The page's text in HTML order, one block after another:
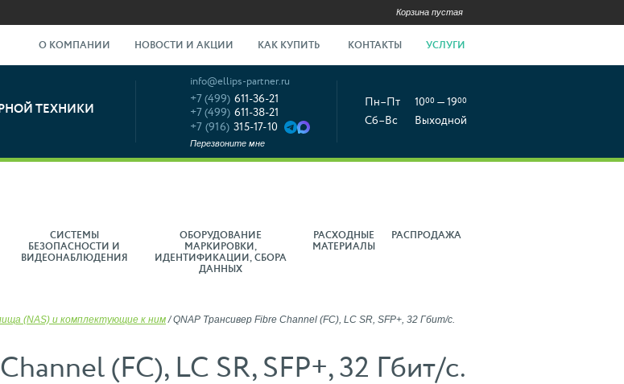
Корзина пустая
О КОМПАНИИ НОВОСТИ И АКЦИИ КАК КУПИТЬ КОНТАКТЫ УСЛУГИ
ТЕХНИКИ
info@ellips-partner.ru
+7 (499) 611-36-21
+7 (499) 611-38-21
+7 (916) 315-17-10
Перезвоните мне
Пн–Пт 1000 — 1900
Сб–Вс Выходной
СИСТЕМЫ
БЕЗОПАСНОСТИ И
ВИДЕОНАБЛЮДЕНИЯ
ОБОРУДОВАНИЕ
МАРКИРОВКИ,
ИДЕНТИФИКАЦИИ, СБОРА
ДАННЫХ
РАСХОДНЫЕ
МАТЕРИАЛЫ
РАСПРОДАЖА
(NAS) и комплектующие к ним /QNAP Трансивер Fibre Channel (FC), LC SR, SFP+, 32 Гбит/с.
(FC), LC SR, SFP+, 32 Гбит/с.